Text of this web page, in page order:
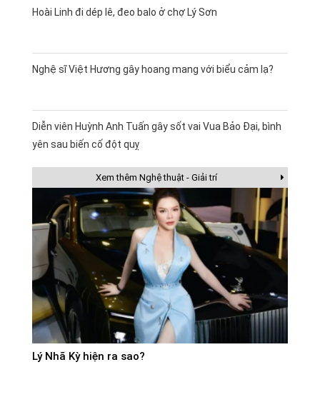
Hoài Linh đi dép lê, đeo balo ở chợ Lý Sơn
Nghệ sĩ Việt Hương gây hoang mang với biểu cảm lạ?
Diễn viên Huỳnh Anh Tuấn gây sốt vai Vua Bảo Đại, bình
yên sau biến cố đột quỵ
Xem thêm Nghệ thuật - Giải trí
Lý Nhã Kỳ hiện ra sao?